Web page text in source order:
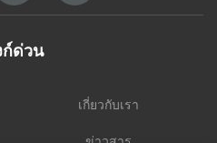
ก์ด่วน
เกี่ยวกับเรา